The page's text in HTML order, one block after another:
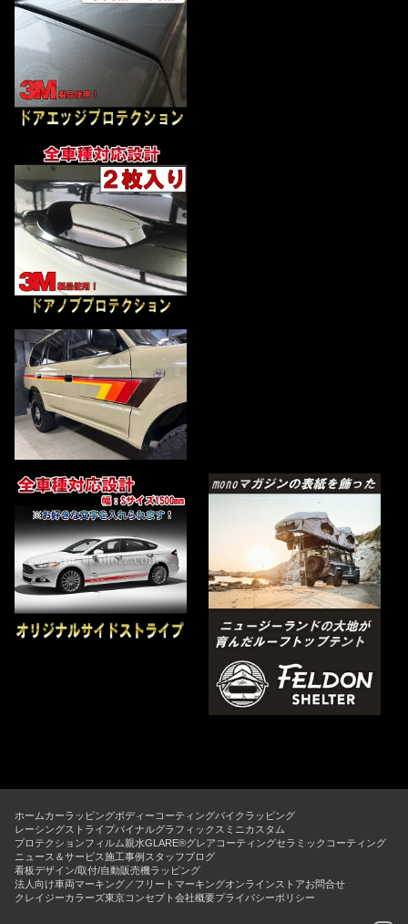
ホームカーラッピングボディーコーティングバイクラッピング
レーシングストライプバイナルグラフィックス ミニカスタム
プロテクションフィルム親水GLARE®グレアコーティングセラミックコーティング
ニュース＆サービス施工事例 スタッフブログ
看板デザイン/取付/自動販売機ラッピング
法人向け車両マーキング／フリートマーキングオンラインストアお問合せ
クレイジーカラーズ東京コンセプト 会社概要プライバシーポリシー